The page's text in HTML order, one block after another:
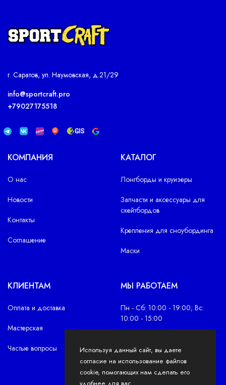
г. Саратов, ул. Наумовская, д.21/29
info@sportcraft.pro
+79027175518
КОМПАНИЯ
О нас
Новости
Контакты
Соглашение
КАТАЛОГ
Лонгборды и круизеры
Запчасти и аксессуары для
скейтбордов
Крепления для сноубординга
Маски
КЛИЕНТАМ
Оплата и доставка
Мастерская
Частые вопросы
МЫ РАБОТАЕМ
Пн - Сб: 10:00 - 19:00; Вс:
10:00 - 15:00
Используя данный сайт, вы даете
согласие на использование файлов
cookie, помогающих нам сделать его